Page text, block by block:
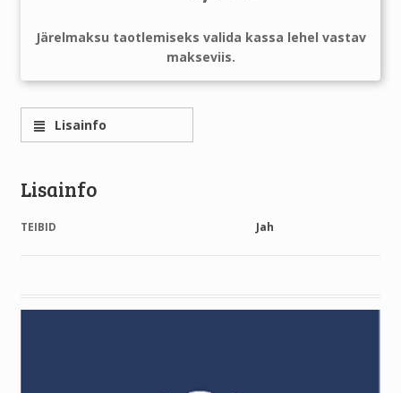
Järelmaksu taotlemiseks valida kassa lehel vastav
makseviis.
Lisainfo
Lisainfo
TEIBID Jah